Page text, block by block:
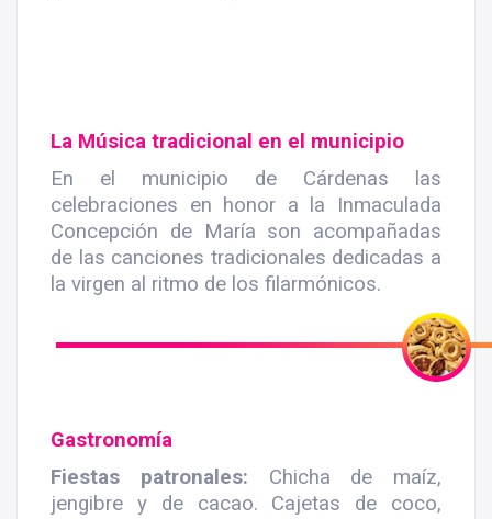
La Música tradicional en el municipio
En el municipio de Cárdenas las
celebraciones en honor a la Inmaculada
Concepción de María son acompañadas
de las canciones tradicionales dedicadas a
la virgen al ritmo de los filarmónicos.
Gastronomía
Fiestas patronales: Chicha de maíz,
jengibre y de cacao. Cajetas de coco,